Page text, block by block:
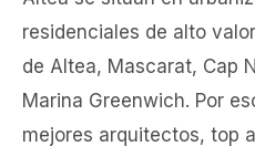
residenciales de alto
de Altea, Mascarat, Cap
Marina Greenwich. Por
mejores arquitectos, top